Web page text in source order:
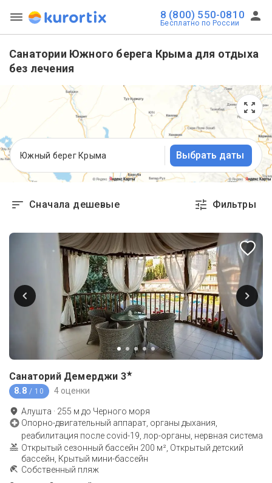
8 (800) 550-0810
Бесплатно по России
Санатории Южного берега Крыма для отдыха
без лечения
Южный берег Крыма Выбрать даты
Сначала дешевые Фильтры
Санаторий Демерджи 3★
8.8 / 10 4 оценки
Алушта · 255 м до Черного моря
Опорно-двигательный аппарат, органы дыхания,
реабилитация после covid-19, лор-органы, нервная система
Открытый сезонный бассейн 200 м², Открытый детский
бассейн, Крытый мини-бассейн
Собственный пляж